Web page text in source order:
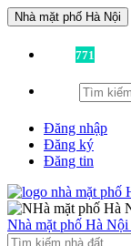
Nhà mặt phố Hà Nội
771
Đăng nhập
Đăng ký
Đăng tin
Nhà mặt phố Hà Nội